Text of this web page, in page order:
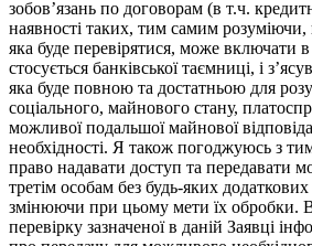
зобов’язань по договорам (в т.ч.
наявності таких, тим самим розуміючи,
яка буде перевірятися, може включати
стосується банківської таємниці, і
яка буде повною та достатньою для
соціального, майнового стану,
можливої подальшої майнової
необхідності. Я також погоджуюсь з
право надавати доступ та передавати
третім особам без будь-яких
змінюючи при цьому мети їх обробки.
перевірку зазначеної в даній Заявці